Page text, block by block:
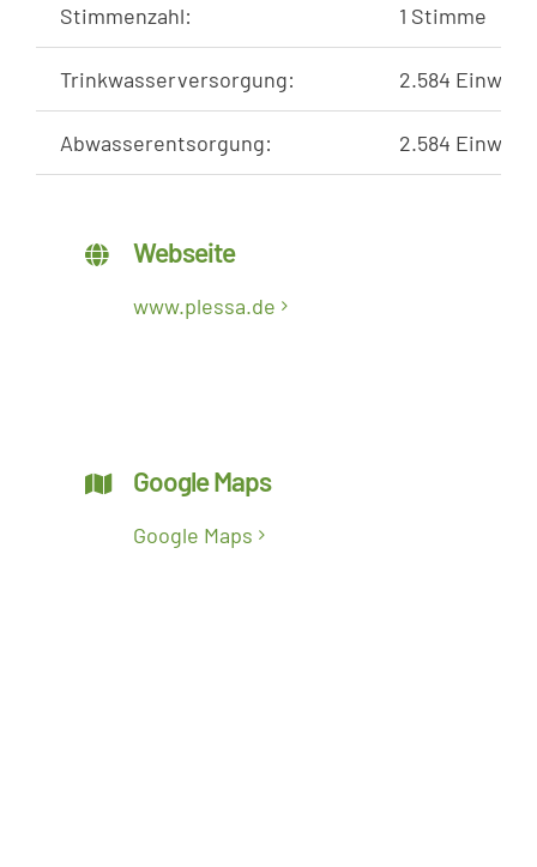
Stimmenzahl: 1 Stimme
Trinkwasserversorgung: 2.584
Abwasserentsorgung: 2.584
Webseite
www.plessa.de
Google Maps
Google Maps